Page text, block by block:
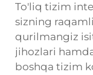
To'liq tizim
sizning
qurilmangiz
jihozlari
boshqa tizim